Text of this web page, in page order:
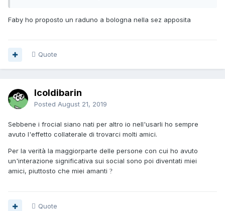
Faby ho proposto un raduno a bologna nella sez apposita
Quote
Icoldibarin
Posted August 21, 2019
Sebbene i frocial siano nati per altro io nell'usarli ho sempre
avuto l'effetto collaterale di trovarci molti amici.
Per la verità la maggiorparte delle persone con cui ho avuto
un'interazione significativa sui social sono poi diventati miei
amici, piuttosto che miei amanti ?
Quote